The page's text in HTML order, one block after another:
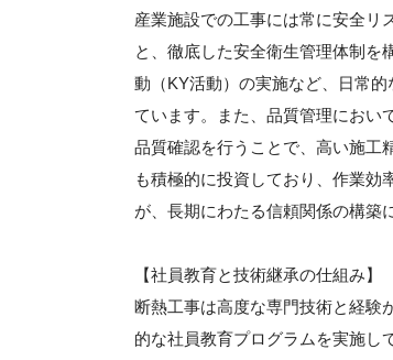
産業施設での工事には常に安全リ
と、徹底した安全衛生管理体制を
動（KY活動）の実施など、日常
ています。また、品質管理におい
品質確認を行うことで、高い施工
も積極的に投資しており、作業効
が、長期にわたる信頼関係の構築
【社員教育と技術継承の仕組み】
断熱工事は高度な専門技術と経験
的な社員教育プログラムを実施し